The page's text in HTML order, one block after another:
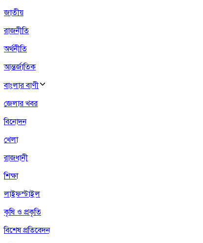
জাতীয়
রাজনীতি
অর্থনীতি
আন্তর্জাতিক
বাংলার বাণী
জেলার খবর
বিনোদন
খেলা
রাজধানী
শিক্ষা
লাইফস্টাইল
কৃষি ও প্রকৃতি
বিশেষ প্রতিবেদন